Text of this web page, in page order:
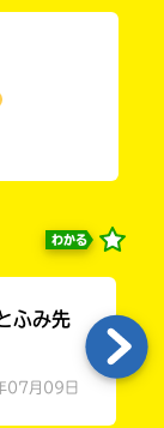
わかる
ふみ先
07月09日